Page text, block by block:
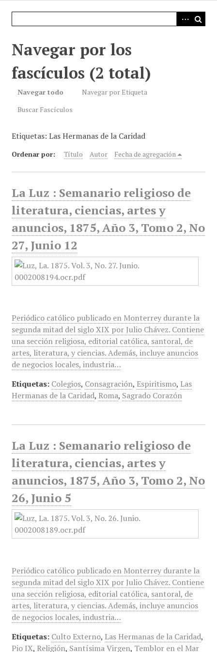
Navegar por los
fascículos (2 total)
Navegar todo
Navegar por Etiqueta
Buscar Fascículos
Etiquetas: Las Hermanas de la Caridad
Ordenar por: Título Autor Fecha de agregación
La Luz : Semanario religioso de
literatura, ciencias, artes y
anuncios, 1875, Año 3, Tomo 2, No
27, Junio 12
Periódico católico publicado en Monterrey durante la
segunda mitad del siglo XIX por Julio Chávez. Contiene
una sección religiosa, editorial católica, santoral, de
artes, literatura, y ciencias. Además, incluye anuncios
de negocios locales, industria…
Etiquetas: Colegios, Consagración, Espiritismo, Las
Hermanas de la Caridad, Roma, Sagrado Corazón
La Luz : Semanario religioso de
literatura, ciencias, artes y
anuncios, 1875, Año 3, Tomo 2, No
26, Junio 5
Periódico católico publicado en Monterrey durante la
segunda mitad del siglo XIX por Julio Chávez. Contiene
una sección religiosa, editorial católica, santoral, de
artes, literatura, y ciencias. Además, incluye anuncios
de negocios locales, industria…
Etiquetas: Culto Externo, Las Hermanas de la Caridad,
Pio IX, Religión, Santísima Virgen, Temblor en el Mar